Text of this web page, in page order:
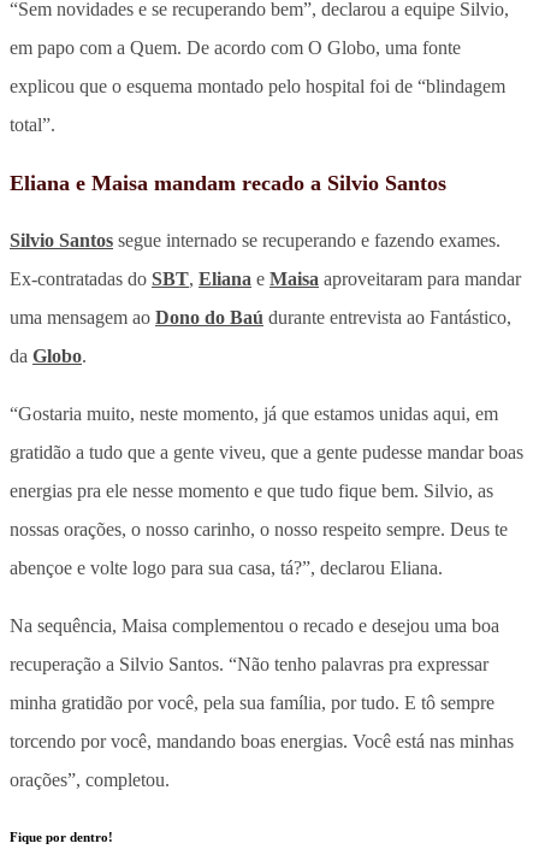
“Sem novidades e se recuperando bem”, declarou a equipe Silvio,
em papo com a Quem. De acordo com O Globo, uma fonte
explicou que o esquema montado pelo hospital foi de “blindagem
total”.
Eliana e Maisa mandam recado a Silvio Santos
Silvio Santos segue internado se recuperando e fazendo exames.
Ex-contratadas do SBT, Eliana e Maisa aproveitaram para mandar
uma mensagem ao Dono do Baú durante entrevista ao Fantástico,
da Globo.
“Gostaria muito, neste momento, já que estamos unidas aqui, em
gratidão a tudo que a gente viveu, que a gente pudesse mandar boas
energias pra ele nesse momento e que tudo fique bem. Silvio, as
nossas orações, o nosso carinho, o nosso respeito sempre. Deus te
abençoe e volte logo para sua casa, tá?”, declarou Eliana.
Na sequência, Maisa complementou o recado e desejou uma boa
recuperação a Silvio Santos. “Não tenho palavras pra expressar
minha gratidão por você, pela sua família, por tudo. E tô sempre
torcendo por você, mandando boas energias. Você está nas minhas
orações”, completou.
Fique por dentro!